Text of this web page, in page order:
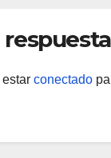
respuesta
estar conectado